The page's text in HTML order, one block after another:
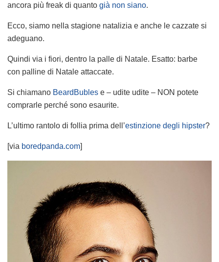
ancora più freak di quanto già non siano.
Ecco, siamo nella stagione natalizia e anche le cazzate si
adeguano.
Quindi via i fiori, dentro la palle di Natale. Esatto: barbe
con palline di Natale attaccate.
Si chiamano BeardBubles e – udite udite – NON potete
comprarle perché sono esaurite.
L’ultimo rantolo di follia prima dell’estinzione degli hipster?
[via boredpanda.com]